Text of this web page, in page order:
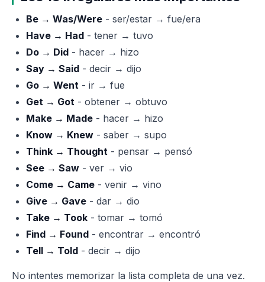
Be → Was/Were - ser/estar → fue/era
Have → Had - tener → tuvo
Do → Did - hacer → hizo
Say → Said - decir → dijo
Go → Went - ir → fue
Get → Got - obtener → obtuvo
Make → Made - hacer → hizo
Know → Knew - saber → supo
Think → Thought - pensar → pensó
See → Saw - ver → vio
Come → Came - venir → vino
Give → Gave - dar → dio
Take → Took - tomar → tomó
Find → Found - encontrar → encontró
Tell → Told - decir → dijo
No intentes memorizar la lista completa de una vez.